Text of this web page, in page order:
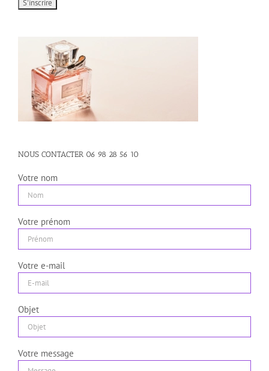
NOUS CONTACTER 06 98 28 56 10
Votre nom
Votre prénom
Votre e-mail
Objet
Votre message